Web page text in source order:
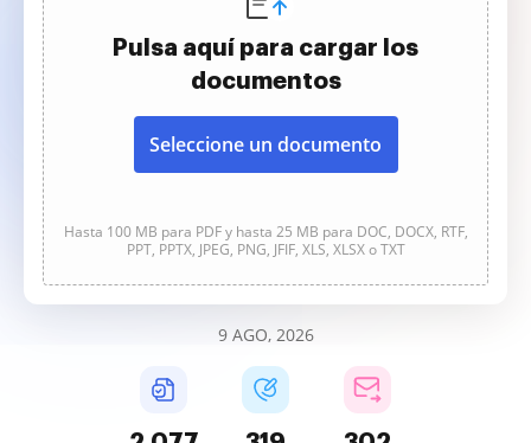
Pulsa aquí para cargar los
documentos
Seleccione un documento
Hasta 100 MB para PDF y hasta 25 MB para DOC, DOCX, RTF,
PPT, PPTX, JPEG, PNG, JFIF, XLS, XLSX o TXT
9 AGO, 2026